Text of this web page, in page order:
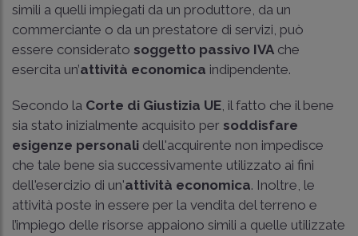
simili a quelli impiegati da un produttore, da un
commerciante o da un prestatore di servizi, può
essere considerato soggetto passivo IVA che
esercita un’attività economica indipendente.
Secondo la Corte di Giustizia UE, il fatto che il bene
sia stato inizialmente acquisito per soddisfare
esigenze personali dell'acquirente non impedisce
che tale bene sia successivamente utilizzato ai fini
dell'esercizio di un'attività economica. Inoltre, le
attività poste in essere per la vendita del terreno e
l’impiego delle risorse appaiono simili a quelle utilizzate